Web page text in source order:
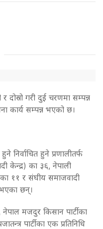
गरी दुई चरणमा सम्पन्न
कार्य सम्पन्न भएको छ।
निर्वाचित हुने प्रणालीतर्फ
केन्द्र) का ३६, नेपाली
११ र संघीय समाजवादी
भएका छन्।
मजदुर किसान पार्टीका
पार्टीका एक प्रतिनिधि